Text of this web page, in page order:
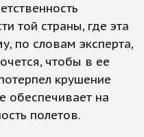
той страны, где эта
по словам эксперта,
чтобы в ее
крушение
обеспечивает на
полетов.